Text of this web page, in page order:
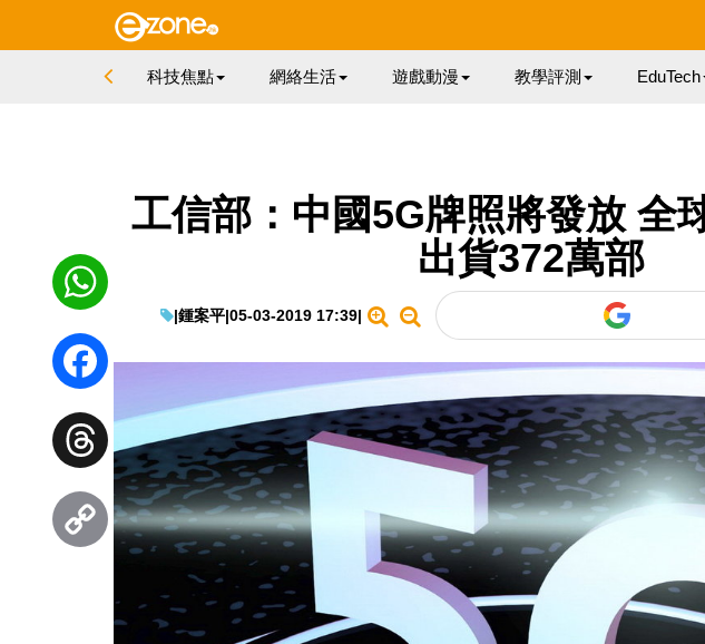
科技焦點 網絡生活 遊戲動漫 教學評測 EduTech
工信部：中國5G牌照將發放 全
出貨372萬部
|鍾案平|05-03-2019 17:39|
WhatsApp
Facebook
Threads
Link